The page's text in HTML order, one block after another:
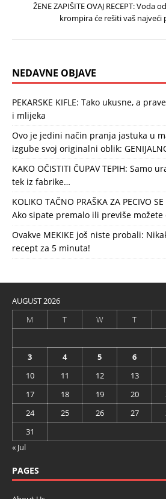
ŽENE ZAPIŠITE OVAJ RECEPT: Voda
krompira će rešiti vaš
NEDAVNE OBJAVE
PEKARSKE KIFLE: Tako ukusne, a
i mlijeka
Ovo je jedini način pranja jastuka u
izgube svoj originalni oblik:
KAKO OČISTITI ČUPAV TEPIH: Samo
tek iz fabrike…
KOLIKO TAČNO PRAŠKA ZA PECIVO SE
Ako sipate premalo ili previše
Ovakve MEKIKE još niste probali:
recept za 5 minuta!
AUGUST 2026
M
T W T
3
4 5 6
10
11 12 13
17
18 19 20
24
25 26 27
31
« Jul
PAGES